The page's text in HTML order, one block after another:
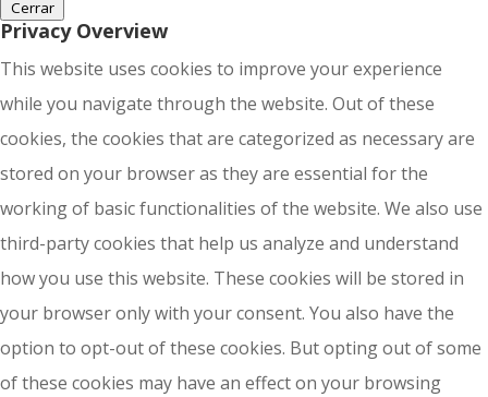
Cerrar
Privacy Overview
This website uses cookies to improve your experience
while you navigate through the website. Out of these
cookies, the cookies that are categorized as necessary are
stored on your browser as they are essential for the
working of basic functionalities of the website. We also use
third-party cookies that help us analyze and understand
how you use this website. These cookies will be stored in
your browser only with your consent. You also have the
option to opt-out of these cookies. But opting out of some
of these cookies may have an effect on your browsing